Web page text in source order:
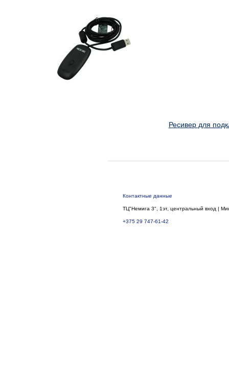
Ресивер для
Контактные данные
ТЦ"Немига 3", 1эт, центральный вход |
+375 29 747-61-42